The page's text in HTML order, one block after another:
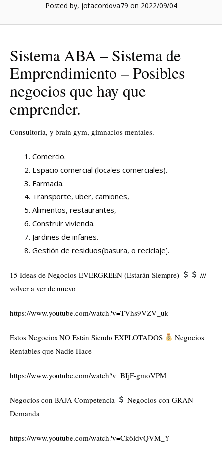
Posted by, jotacordova79 on 2022/09/04
Sistema ABA – Sistema de
Emprendimiento – Posibles
negocios que hay que
emprender.
Consultoría, y brain gym, gimnacios mentales.
Comercio.
Espacio comercial (locales comerciales).
Farmacia.
Transporte, uber, camiones,
Alimentos, restaurantes,
Construir vivienda.
Jardines de infanes.
Gestión de residuos(basura, o reciclaje).
15 Ideas de Negocios EVERGREEN (Estarán Siempre)
///
volver a ver de nuevo
https://www.youtube.com/watch?v=TVhs9VZV_uk
Estos Negocios NO Están Siendo EXPLOTADOS
Negocios
Rentables que Nadie Hace
https://www.youtube.com/watch?v=BIjF-gmoVPM
Negocios con BAJA Competencia
Negocios con GRAN
Demanda
https://www.youtube.com/watch?v=Ck6ldvQVM_Y